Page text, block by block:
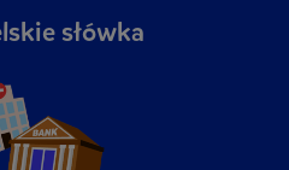
Squli
teraz!
słówka